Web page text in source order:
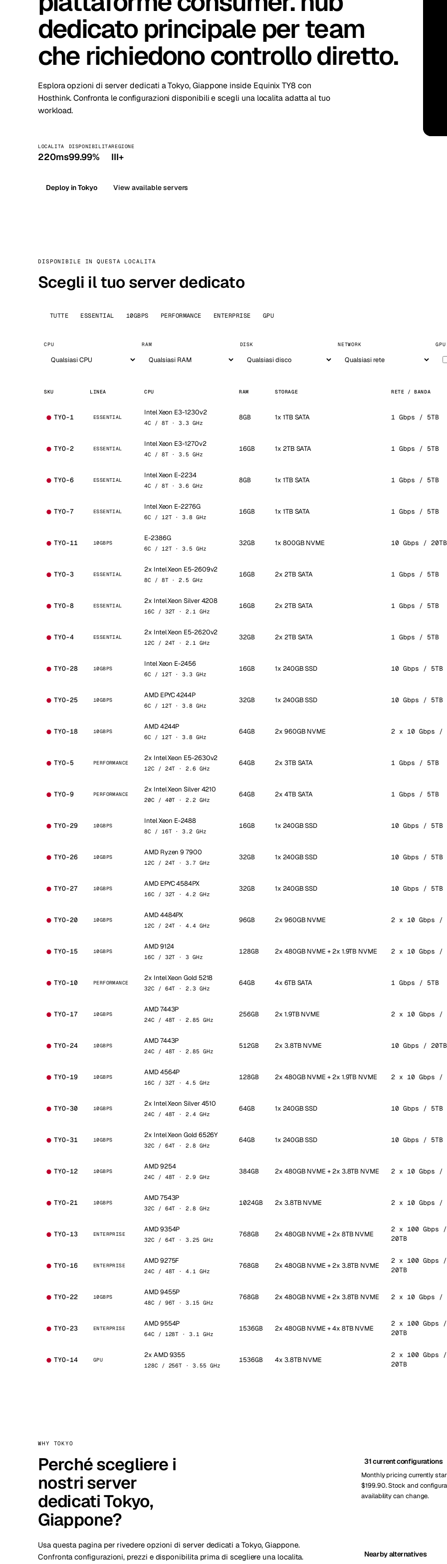
Stockholm Svezia Tallinn
Warsaw Polonia Zurich
dedicato principale per team
che richiedono controllo diretto.
Esplora opzioni di server dedicati a Tokyo, Giappone inside Equinix TY8 con
Hosthink. Confronta le configurazioni disponibili e scegli una localita adatta al tuo
workload.
LOCALITA
220ms
DISPONIBILITA
99.99%
REGIONE
III+
Deploy in Tokyo View available servers
DISPONIBILE IN QUESTA LOCALITA
Scegli il tuo server dedicato
TUTTE ESSENTIAL 10GBPS PERFORMANCE ENTERPRISE GPU
CPU RAM DISK NETWORK GPU
SKU LINEA CPU RAM STORAGE RETE / BANDA
TYO-1 ESSENTIAL
Intel Xeon E3-1230v2
4C / 8T · 3.3 GHz
8GB 1x 1TB SATA 1 Gbps / 5TB
TYO-2 ESSENTIAL
Intel Xeon E3-1270v2
4C / 8T · 3.5 GHz
16GB 1x 2TB SATA 1 Gbps / 5TB
TYO-6 ESSENTIAL
Intel Xeon E-2234
4C / 8T · 3.6 GHz
8GB 1x 1TB SATA 1 Gbps / 5TB
TYO-7 ESSENTIAL
Intel Xeon E-2276G
6C / 12T · 3.8 GHz
16GB 1x 1TB SATA 1 Gbps / 5TB
TYO-11 10GBPS
E-2386G
6C / 12T · 3.5 GHz
32GB 1x 800GB NVME 10 Gbps / 20TB
TYO-3 ESSENTIAL
2x Intel Xeon E5-2609v2
8C / 8T · 2.5 GHz
16GB 2x 2TB SATA 1 Gbps / 5TB
TYO-8 ESSENTIAL
2x Intel Xeon Silver 4208
16C / 32T · 2.1 GHz
16GB 2x 2TB SATA 1 Gbps / 5TB
TYO-4 ESSENTIAL
2x Intel Xeon E5-2620v2
12C / 24T · 2.1 GHz
32GB 2x 2TB SATA 1 Gbps / 5TB
TYO-28 10GBPS
Intel Xeon E-2456
6C / 12T · 3.3 GHz
16GB 1x 240GB SSD 10 Gbps / 5TB
TYO-25 10GBPS
AMD EPYC 4244P
6C / 12T · 3.8 GHz
32GB 1x 240GB SSD 10 Gbps / 5TB
TYO-18 10GBPS
AMD 4244P
6C / 12T · 3.8 GHz
64GB 2x 960GB NVME 2 x 10 Gbps /
TYO-5 PERFORMANCE
2x Intel Xeon E5-2630v2
12C / 24T · 2.6 GHz
64GB 2x 3TB SATA 1 Gbps / 5TB
TYO-9 PERFORMANCE
2x Intel Xeon Silver 4210
20C / 40T · 2.2 GHz
64GB 2x 4TB SATA 1 Gbps / 5TB
TYO-29 10GBPS
Intel Xeon E-2488
8C / 16T · 3.2 GHz
16GB 1x 240GB SSD 10 Gbps / 5TB
TYO-26 10GBPS
AMD Ryzen 9 7900
12C / 24T · 3.7 GHz
32GB 1x 240GB SSD 10 Gbps / 5TB
TYO-27 10GBPS
AMD EPYC 4584PX
16C / 32T · 4.2 GHz
32GB 1x 240GB SSD 10 Gbps / 5TB
TYO-20 10GBPS
AMD 4484PX
12C / 24T · 4.4 GHz
96GB 2x 960GB NVME 2 x 10 Gbps /
TYO-15 10GBPS
AMD 9124
16C / 32T · 3 GHz
128GB 2x 480GB NVME + 2x 1.9TB NVME 2 x 10 Gbps /
TYO-10 PERFORMANCE
2x Intel Xeon Gold 5218
32C / 64T · 2.3 GHz
64GB 4x 6TB SATA 1 Gbps / 5TB
TYO-17 10GBPS
AMD 7443P
24C / 48T · 2.85 GHz
256GB 2x 1.9TB NVME 2 x 10 Gbps /
TYO-24 10GBPS
AMD 7443P
24C / 48T · 2.85 GHz
512GB 2x 3.8TB NVME 10 Gbps / 20TB
TYO-19 10GBPS
AMD 4564P
16C / 32T · 4.5 GHz
128GB 2x 480GB NVME + 2x 1.9TB NVME 2 x 10 Gbps /
TYO-30 10GBPS
2x Intel Xeon Silver 4510
24C / 48T · 2.4 GHz
64GB 1x 240GB SSD 10 Gbps / 5TB
TYO-31 10GBPS
2x Intel Xeon Gold 6526Y
32C / 64T · 2.8 GHz
64GB 1x 240GB SSD 10 Gbps / 5TB
TYO-12 10GBPS
AMD 9254
24C / 48T · 2.9 GHz
384GB 2x 480GB NVME + 2x 3.8TB NVME 2 x 10 Gbps /
TYO-21 10GBPS
AMD 7543P
32C / 64T · 2.8 GHz
1024GB 2x 3.8TB NVME 2 x 10 Gbps /
TYO-13 ENTERPRISE
AMD 9354P
32C / 64T · 3.25 GHz
768GB 2x 480GB NVME + 2x 8TB NVME
2 x 100 Gbps /
20TB
TYO-16 ENTERPRISE
AMD 9275F
24C / 48T · 4.1 GHz
768GB 2x 480GB NVME + 2x 3.8TB NVME
2 x 100 Gbps /
20TB
TYO-22 10GBPS
AMD 9455P
48C / 96T · 3.15 GHz
768GB 2x 480GB NVME + 2x 3.8TB NVME 2 x 10 Gbps /
TYO-23 ENTERPRISE
AMD 9554P
64C / 128T · 3.1 GHz
1536GB 2x 480GB NVME + 4x 8TB NVME
2 x 100 Gbps /
20TB
TYO-14 GPU
2x AMD 9355
128C / 256T · 3.55 GHz
1536GB 4x 3.8TB NVME
2 x 100 Gbps /
20TB
WHY TOKYO
Perché scegliere i
nostri server
dedicati Tokyo,
Giappone?
Usa questa pagina per rivedere opzioni di server dedicati a Tokyo, Giappone.
Confronta configurazioni, prezzi e disponibilita prima di scegliere una localita.
31 current configurations
Monthly pricing currently
$199.90. Stock and
availability can change.
Nearby alternatives